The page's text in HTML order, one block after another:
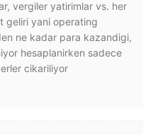
vergiler yatirimlar vs. her
geliri yani operating
ne kadar para kazandigi,
hesaplanirken sadece
cikariliyor